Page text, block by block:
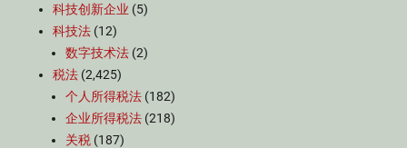
科技创新企业 (5)
科技法 (12)
数字技术法 (2)
税法 (2,425)
个人所得税法 (182)
企业所得税法 (218)
关税 (187)